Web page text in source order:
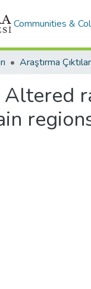
Communities &
Araştırma
Altered